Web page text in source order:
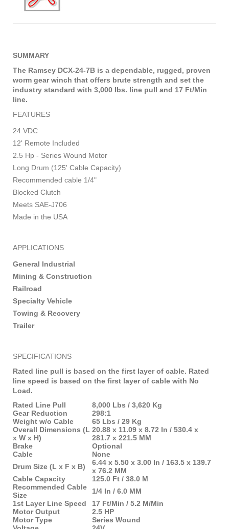
SUMMARY
The Ramsey DCX-24-7B is a dependable, rugged, proven
worm gear winch that offers brute strength and set the
industry standard with 3,000 lbs. line pull and 17 Ft/Min
line.
FEATURES
24 VDC
12' Remote Included
2.5 Hp - Series Wound Motor
Long Drum (125' Cable Capacity)
Recommended cable 1/4"
Blocked Clutch
Meets SAE-J706
Made in the USA
APPLICATIONS
General Industrial
Mining & Construction
Railroad
Specialty Vehicle
Towing & Recovery
Trailer
SPECIFICATIONS
Rated line pull is based on the first layer of cable. Rated
line speed is based on the first layer of cable with No
Load.
Rated Line Pull
8,000 Lbs / 3,620 Kg
Gear Reduction
298:1
Weight w/o Cable
65 Lbs / 29 Kg
Overall Dimensions (L
x W x H)
20.88 x 11.09 x 8.72 In / 530.4 x
281.7 x 221.5 MM
Brake
Optional
Cable
None
Drum Size (L x F x B)
6.44 x 5.50 x 3.00 In / 163.5 x 139.7
x 76.2 MM
Cable Capacity
125.0 Ft / 38.0 M
Recommended Cable
Size
1/4 In / 6.0 MM
1st Layer Line Speed
17 Ft/Min / 5.2 M/Min
Motor Output
2.5 HP
Motor Type
Series Wound